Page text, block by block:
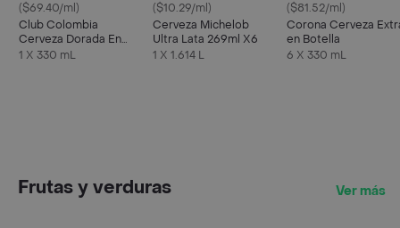
($69.40/ml)
Club Colombia
Cerveza Dorada En
Lata 330 ML X6 Unds
1 X 330 mL
($10.29/ml)
Cerveza Michelob
Ultra Lata 269ml X6
1 X 1.614 L
($81.52/ml)
Corona Cerveza
en Botella
6 X 330 mL
Frutas y verduras Ver más